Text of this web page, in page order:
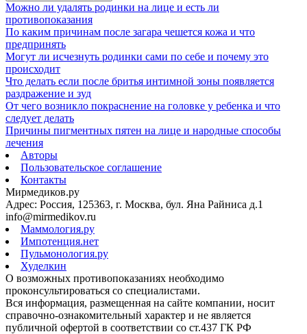
Можно ли удалять родинки на лице и есть ли
противопоказания
По каким причинам после загара чешется кожа и что
предпринять
Могут ли исчезнуть родинки сами по себе и почему это
происходит
Что делать если после бритья интимной зоны появляется
раздражение и зуд
От чего возникло покраснение на головке у ребенка и что
следует делать
Причины пигментных пятен на лице и народные способы
лечения
Авторы
Пользовательское соглашение
Контакты
Мирмедиков.ру
Адрес: Россия, 125363, г. Москва, бул. Яна Райниса д.1
info@mirmedikov.ru
Маммология.ру
Импотенция.нет
Пульмонология.ру
Худелкин
О возможных противопоказаниях необходимо
проконсультироваться со специалистами.
Вся информация, размещенная на сайте компании, носит
справочно-ознакомительный характер и не является
публичной офертой в соответствии со ст.437 ГК РФ